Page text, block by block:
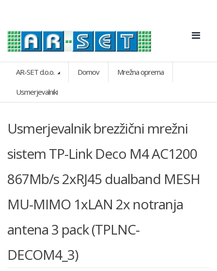
AR-SET d.o.o. Domov Mrežna oprema
Usmerjevalniki
Usmerjevalnik brezžični mrežni
sistem TP-Link Deco M4 AC1200
867Mb/s 2xRJ45 dualband MESH
MU-MIMO 1xLAN 2x notranja
antena 3 pack (TPLNC-
DECOM4_3)